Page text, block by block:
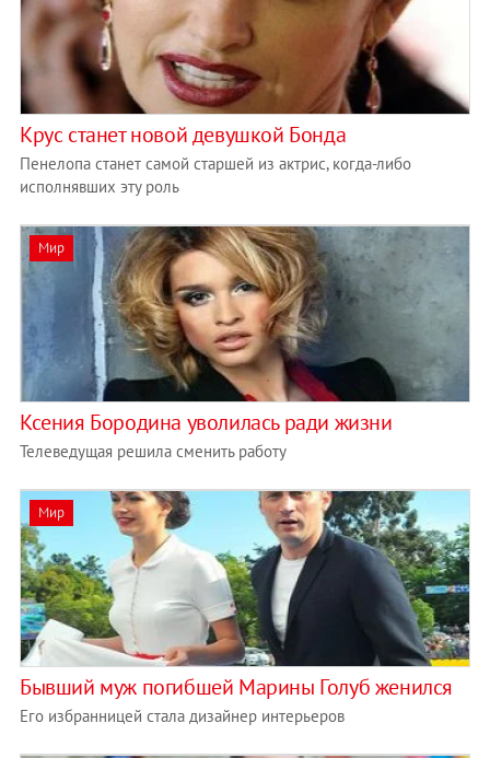
Крус станет новой девушкой Бонда
Пенелопа станет самой старшей из актрис, когда-либо
исполнявших эту роль
Мир
Ксения Бородина уволилась ради жизни
Телеведущая решила сменить работу
Мир
Бывший муж погибшей Марины Голуб женился
Его избранницей стала дизайнер интерьеров